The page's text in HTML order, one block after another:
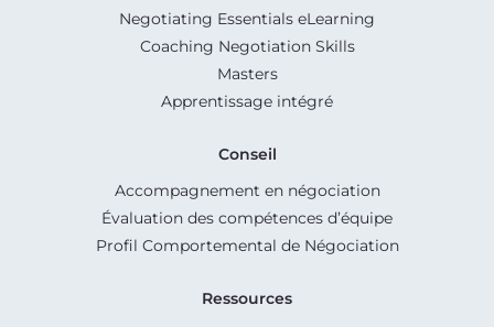
Negotiating Essentials eLearning
Coaching Negotiation Skills
Masters
Apprentissage intégré
Conseil
Accompagnement en négociation
Évaluation des compétences d’équipe
Profil Comportemental de Négociation
Ressources